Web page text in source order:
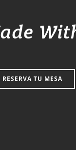
RESERVA TU MESA